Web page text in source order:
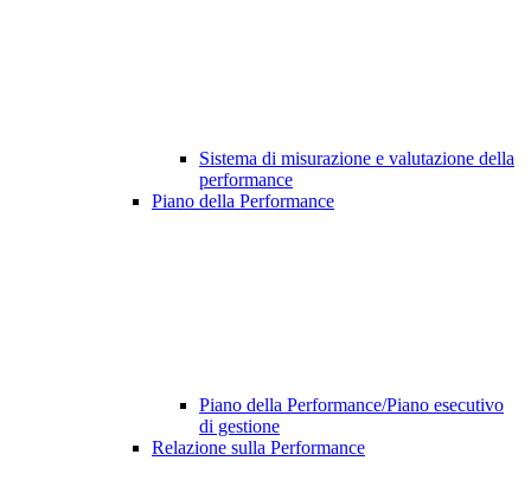
Sistema di misurazione e valutazione della
performance
Piano della Performance
Piano della Performance/Piano esecutivo
di gestione
Relazione sulla Performance